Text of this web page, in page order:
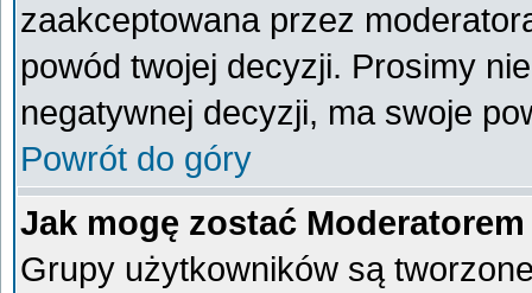
zaakceptowana przez
powód twojej decyzji. Prosimy
negatywnej decyzji, ma swoje
Powrót do góry
Jak mogę zostać
Grupy użytkowników są